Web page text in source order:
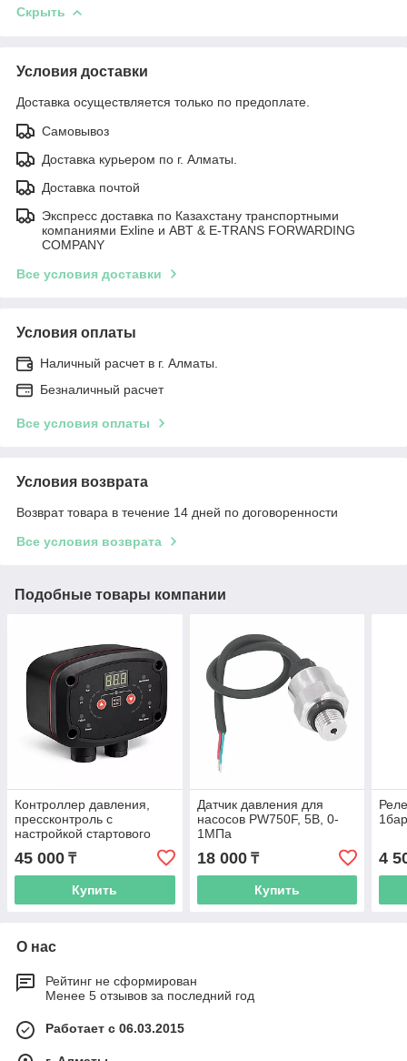
Скрыть
Условия доставки
Доставка осуществляется только по предоплате.
Самовывоз
Доставка курьером по г. Алматы.
Доставка почтой
Экспресс доставка по Казахстану транспортными
компаниями Exline и ABT & E-TRANS FORWARDING
COMPANY
Все условия доставки
Условия оплаты
Наличный расчет в г. Алматы.
Безналичный расчет
Все условия оплаты
Условия возврата
Возврат товара в течение 14 дней по договоренности
Все условия возврата
Подобные товары компании
Контроллер давления,
прессконтроль с
настройкой стартового
давления насоса, 2.2кВт
45 000 ₸
Купить
Датчик давления для
насосов PW750F, 5В, 0-
1МПа
18 000₸
Купить
4
О нас
Рейтинг не сформирован
Менее 5 отзывов за последний год
Работает с 06.03.2015